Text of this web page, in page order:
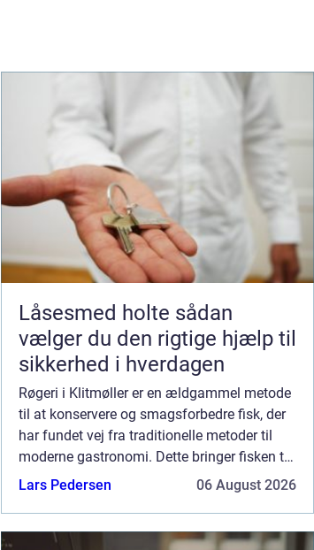
Låsesmed holte sådan
vælger du den rigtige hjælp til
sikkerhed i hverdagen
Røgeri i Klitmøller er en ældgammel metode
til at konservere og smagsforbedre fisk, der
har fundet vej fra traditionelle metoder til
moderne gastronomi. Dette bringer fisken til
nye smagshøjder, og hos et røgeri er d...
Lars Pedersen 06 August 2026